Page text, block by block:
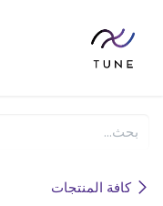
كافة المنتجات